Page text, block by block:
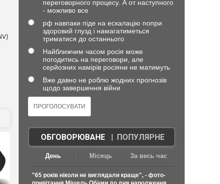
переговорного процесу. А от наступного
- можливо все
рф навпаки піде на ескалацію попри
здоровий глузд і намагатиметься
триматися до останнього
Найближчим часом росія може
погодитись на переговори, але
серйозних намірів росіяни не матимуть
Вже давно не роблю жодних прогнозів
щодо завершення війни
ОБГОВОРЮВАНЕ| ПОПУЛЯРНЕ
День Місяць За весь час
"65 років ніколи не виглядали краще", - фото-